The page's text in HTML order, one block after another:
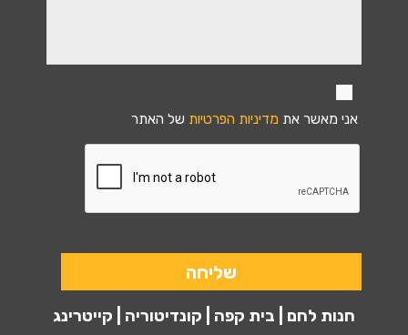
אני מאשר את מדיניות הפרטיות של האתר
חנות לחם | בית קפה | קונדיטוריה | קייטרינג